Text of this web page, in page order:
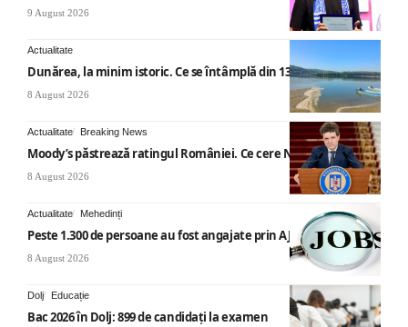
9 August 2026
Actualitate
Dunărea, la minim istoric. Ce se întâmplă din 13 august
8 August 2026
Actualitate Breaking News
Moody’s păstrează ratingul României. Ce cere Nicușor Dan
8 August 2026
Actualitate Mehedinți
Peste 1.300 de persoane au fost angajate prin AJOFM Mehedinți
8 August 2026
Dolj Educație
Bac 2026 în Dolj: 899 de candidați la examen